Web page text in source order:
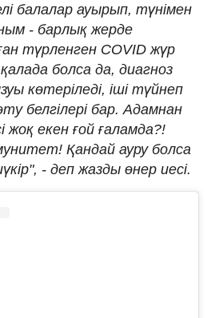
балалар ауырып, түнімен
- барлық жерде
түрленген COVID жүр
болса да, диагноз
көтеріледі, іші түйнеп
белгілері бар. Адамнан
жоқ екен ғой ғаламда?!
Қандай ауру болса
- деп жазды өнер иесі.